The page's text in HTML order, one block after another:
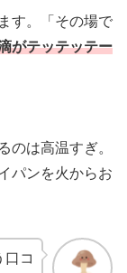
す。「その場で
がテッテッテー
のは高温すぎ。
パンを火からお
コ